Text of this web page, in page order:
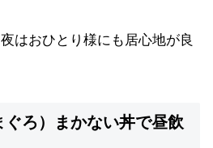
はおひとり様にも居心地が良
ろ）まかない丼で昼飲